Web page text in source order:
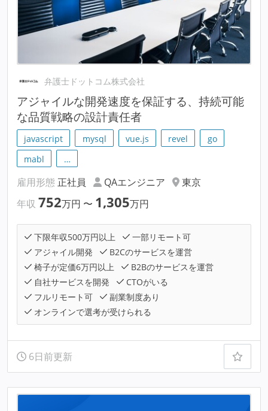
弁護士ドットコム株式会社
アジャイルな開発速度を保証する、持続可能
な品質戦略の設計責任者
javascript mysql vue.js revel
go
mabl
…
雇用形態 正社員 QAエンジニア
東京
年収 752万円 〜 1,305万円
下限年収500万円以上
一部リモート可
アジャイル開発
B2Cのサービスを運営
椅子が定価6万円以上
B2Bのサービスを運営
自社サービスを開発
CTOがいる
フルリモート可
副業制度あり
オンラインで選考が受けられる
6日前更新